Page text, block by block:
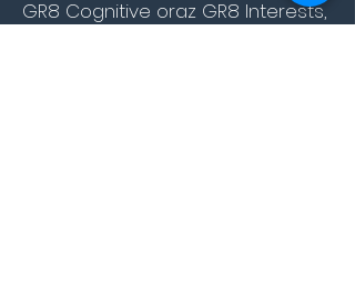
GR8 Cognitive oraz GR8 Interests,